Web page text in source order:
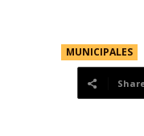
MUNICIPALES